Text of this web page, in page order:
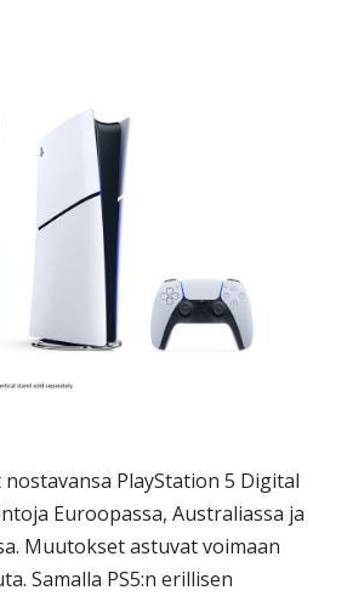
PlayStation 5 Digital
Euroopassa, Australiassa ja
Muutokset astuvat voimaan
Samalla PS5:n erillisen